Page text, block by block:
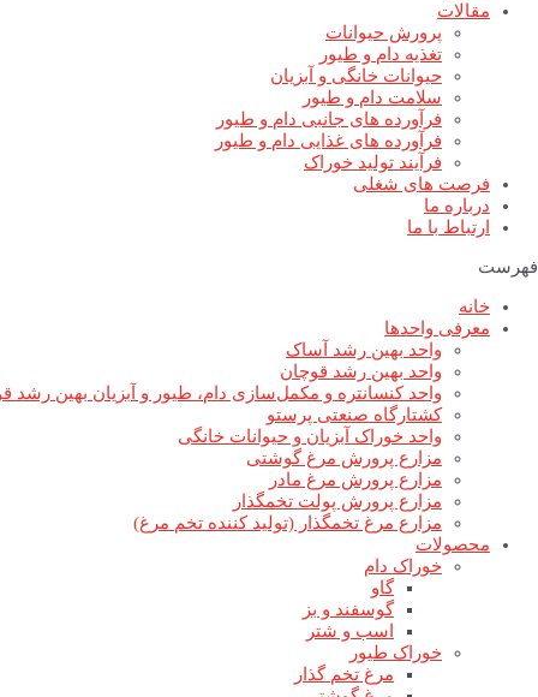
مقالات
پرورش حیوانات
تغذیه دام و طیور
حیوانات خانگی و آبزیان
سلامت دام و طیور
فرآورده های جانبی دام و طیور
فرآورده های غذایی دام و طیور
فرآیند تولید خوراک
فرصت های شغلی
درباره ما
ارتباط با ما
فهرست
خانه
معرفی واحدها
واحد بهین رشد آساک
واحد بهین رشد قوچان
واحد کنسانتره و مکمل‌سازی دام، طیور و آبزیان بهین رشد
کشتارگاه صنعتی پرستو
واحد خوراک آبزیان و حیوانات خانگی
مزارع پرورش مرغ گوشتی
مزارع پرورش مرغ مادر
مزارع پرورش پولت تخمگذار
مزارع مرغ تخمگذار (تولید کننده تخم مرغ)
محصولات
خوراک دام
گاو
گوسفند و بز
اسب و شتر
خوراک طیور
مرغ تخم گذار